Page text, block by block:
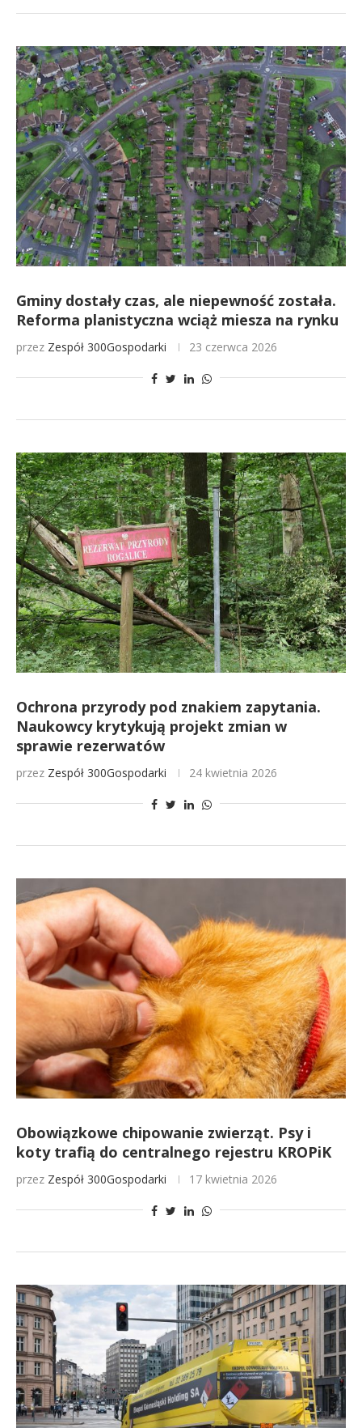
Gminy dostały czas, ale niepewność została.
Reforma planistyczna wciąż miesza na rynku
przez Zespół 300Gospodarki 23 czerwca 2026
Ochrona przyrody pod znakiem zapytania.
Naukowcy krytykują projekt zmian w
sprawie rezerwatów
przez Zespół 300Gospodarki 24 kwietnia 2026
Obowiązkowe chipowanie zwierząt. Psy i
koty trafią do centralnego rejestru KROPiK
przez Zespół 300Gospodarki 17 kwietnia 2026